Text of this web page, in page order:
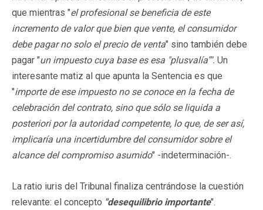
que mientras "el profesional se beneficia de este
incremento de valor que bien que vente, el consumidor
debe pagar no solo el precio de venta" sino también debe
pagar "un impuesto cuya base es esa "plusvalía"". Un
interesante matiz al que apunta la Sentencia es que
"importe de ese impuesto no se conoce en la fecha de
celebración del contrato, sino que sólo se liquida a
posteriori por la autoridad competente, lo que, de ser así,
implicaría una incertidumbre del consumidor sobre el
alcance del compromiso asumido" -indeterminación-.
La ratio iuris del Tribunal finaliza centrándose la cuestión
relevante: el concepto "desequilibrio importante".